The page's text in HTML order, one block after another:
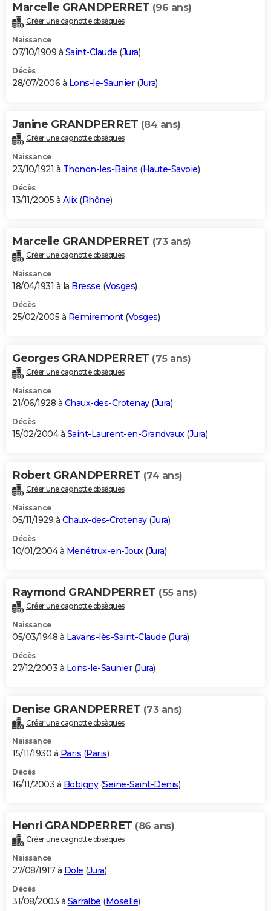
Marcelle GRANDPERRET (96 ans)
Créer une cagnotte obsèques
Naissance
07/10/1909 à Saint-Claude (Jura)
Décès
28/07/2006 à Lons-le-Saunier(Jura)
Janine GRANDPERRET (84 ans)
Créer une cagnotte obsèques
Naissance
23/10/1921 à Thonon-les-Bains (Haute-Savoie)
Décès
13/11/2005 à Alix(Rhône)
Marcelle GRANDPERRET (73 ans)
Créer une cagnotte obsèques
Naissance
18/04/1931 à la Bresse (Vosges)
Décès
25/02/2005 à Remiremont(Vosges)
Georges GRANDPERRET (75 ans)
Créer une cagnotte obsèques
Naissance
21/06/1928 à Chaux-des-Crotenay(Jura)
Décès
15/02/2004 à Saint-Laurent-en-Grandvaux(Jura)
Robert GRANDPERRET (74 ans)
Créer une cagnotte obsèques
Naissance
05/11/1929 à Chaux-des-Crotenay(Jura)
Décès
10/01/2004 à Menétrux-en-Joux(Jura)
Raymond GRANDPERRET (55 ans)
Créer une cagnotte obsèques
Naissance
05/03/1948 à Lavans-lès-Saint-Claude (Jura)
Décès
27/12/2003 à Lons-le-Saunier(Jura)
Denise GRANDPERRET (73 ans)
Créer une cagnotte obsèques
Naissance
15/11/1930 à Paris (Paris)
Décès
16/11/2003 à Bobigny(Seine-Saint-Denis)
Henri GRANDPERRET (86 ans)
Créer une cagnotte obsèques
Naissance
27/08/1917 à Dole (Jura)
Décès
31/08/2003 à Sarralbe (Moselle)